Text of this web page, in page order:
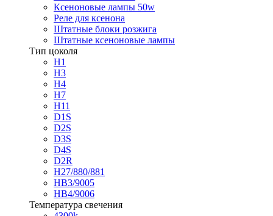
Ксеноновые лампы 50w
Реле для ксенона
Штатные блоки розжига
Штатные ксеноновые лампы
Тип цоколя
H1
H3
H4
H7
H11
D1S
D2S
D3S
D4S
D2R
H27/880/881
HB3/9005
HB4/9006
Температура свечения